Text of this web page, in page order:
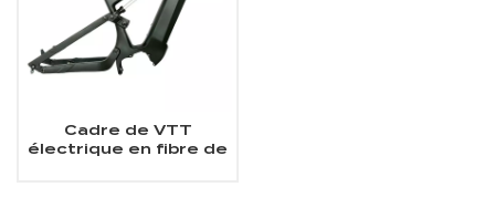
Cadre de VTT
électrique en fibre de